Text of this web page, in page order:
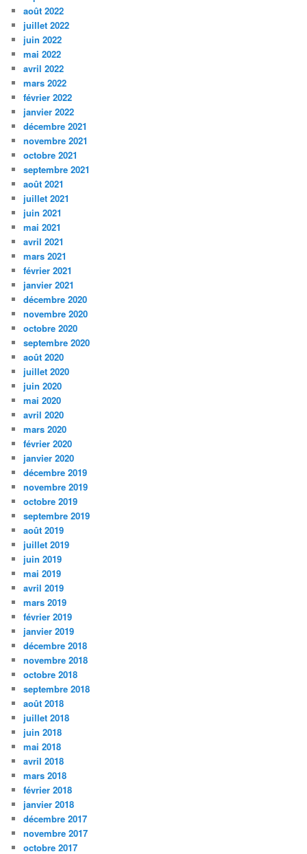
août 2022
juillet 2022
juin 2022
mai 2022
avril 2022
mars 2022
février 2022
janvier 2022
décembre 2021
novembre 2021
octobre 2021
septembre 2021
août 2021
juillet 2021
juin 2021
mai 2021
avril 2021
mars 2021
février 2021
janvier 2021
décembre 2020
novembre 2020
octobre 2020
septembre 2020
août 2020
juillet 2020
juin 2020
mai 2020
avril 2020
mars 2020
février 2020
janvier 2020
décembre 2019
novembre 2019
octobre 2019
septembre 2019
août 2019
juillet 2019
juin 2019
mai 2019
avril 2019
mars 2019
février 2019
janvier 2019
décembre 2018
novembre 2018
octobre 2018
septembre 2018
août 2018
juillet 2018
juin 2018
mai 2018
avril 2018
mars 2018
février 2018
janvier 2018
décembre 2017
novembre 2017
octobre 2017